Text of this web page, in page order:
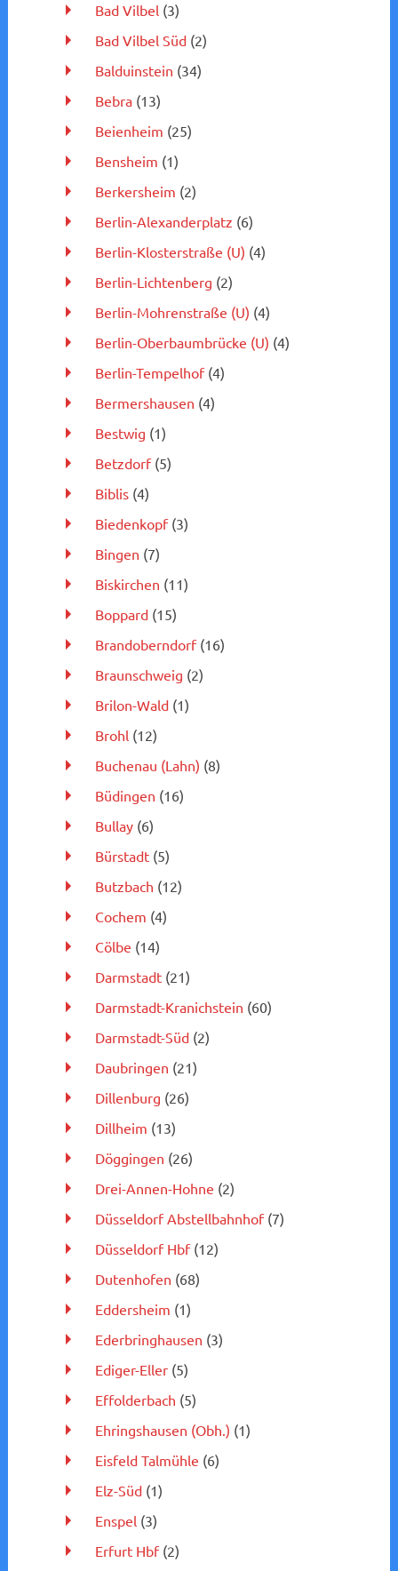
Bad Vilbel(3)
Bad Vilbel Süd(2)
Balduinstein (34)
Bebra(13)
Beienheim (25)
Bensheim (1)
Berkersheim (2)
Berlin-Alexanderplatz (6)
Berlin-Klosterstraße (U) (4)
Berlin-Lichtenberg (2)
Berlin-Mohrenstraße (U) (4)
Berlin-Oberbaumbrücke (U) (4)
Berlin-Tempelhof(4)
Bermershausen (4)
Bestwig (1)
Betzdorf(5)
Biblis(4)
Biedenkopf(3)
Bingen (7)
Biskirchen (11)
Boppard(15)
Brandoberndorf(16)
Braunschweig (2)
Brilon-Wald(1)
Brohl(12)
Buchenau (Lahn) (8)
Büdingen (16)
Bullay(6)
Bürstadt(5)
Butzbach (12)
Cochem (4)
Cölbe (14)
Darmstadt(21)
Darmstadt-Kranichstein (60)
Darmstadt-Süd(2)
Daubringen (21)
Dillenburg (26)
Dillheim (13)
Döggingen (26)
Drei-Annen-Hohne (2)
Düsseldorf Abstellbahnhof(7)
Düsseldorf Hbf(12)
Dutenhofen (68)
Eddersheim (1)
Ederbringhausen (3)
Ediger-Eller(5)
Effolderbach (5)
Ehringshausen (Obh.) (1)
Eisfeld Talmühle (6)
Elz-Süd(1)
Enspel(3)
Erfurt Hbf(2)